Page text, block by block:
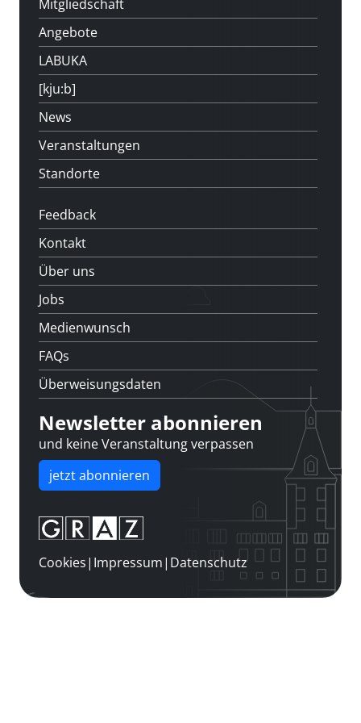
Mitgliedschaft
Angebote
LABUKA
[kju:b]
News
Veranstaltungen
Standorte
Feedback
Kontakt
Über uns
Jobs
Medienwunsch
FAQs
Überweisungsdaten
Newsletter abonnieren
und keine Veranstaltung verpassen
jetzt abonnieren
Cookies| Impressum| Datenschutz